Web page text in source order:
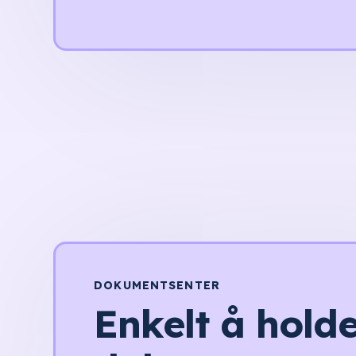
DOKUMENTSENTER
Enkelt å